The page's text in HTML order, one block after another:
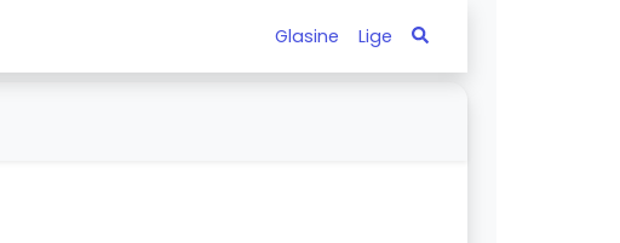
Glasine Lige